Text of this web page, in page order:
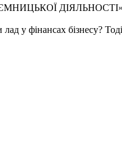
ДІЯЛЬНОСТІ»
лад у фінансах бізнесу?